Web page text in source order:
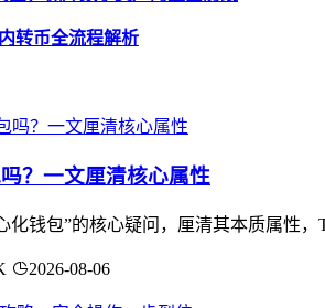
转币全流程解析
？一文厘清核心属性
化钱包”的核心疑问，厘清其本质属性
2026-08-06